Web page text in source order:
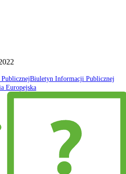
Biuletyn Informacji Publicznej
Europejska